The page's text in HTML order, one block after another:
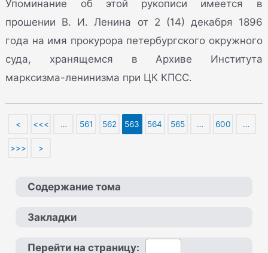
Упоминание об этой рукописи имеется в
прошении В. И. Ленина от 2 (14) декабря 1896
года на имя прокурора петербургского окружного
суда, хранящемся в Архиве Института
марксизма-ленинизма при ЦК КПСС.
< <<< … 561 562 563 564 565 … 600 …
>>> >
Содержание тома
Закладки
Перейти на страницу: